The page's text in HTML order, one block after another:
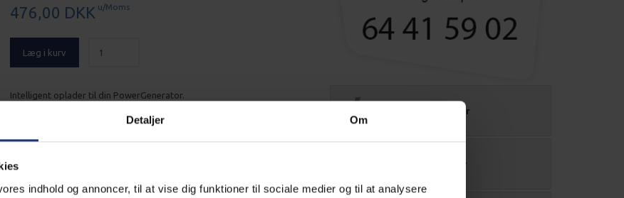
Detaljer Om
indhold og annoncer, til at vise dig funktioner til sociale medier og til at analysere
476,00 DKK u/Moms
Læg i kurv
Intelligent oplader til din PowerGenerator.
Power kalkulator
Kabel kalkulator